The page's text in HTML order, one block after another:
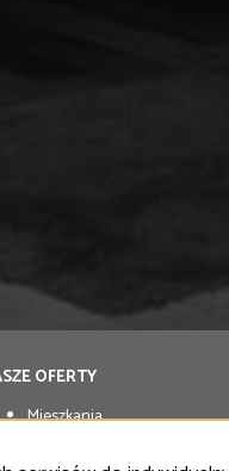
OFERTY
Mieszkania
Działki